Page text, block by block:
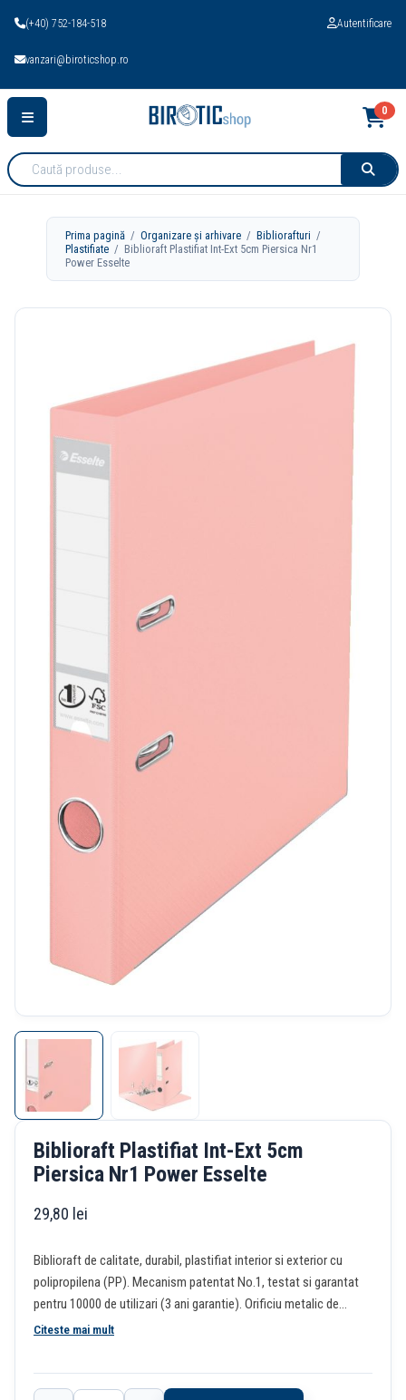
(+40) 752-184-518
vanzari@biroticshop.ro
Autentificare
Cauta
produse:
0
Prima pagină /Organizare și arhivare /Bibliorafturi /
Plastifiate / Biblioraft Plastifiat Int-Ext 5cm Piersica Nr1
Power Esselte
Biblioraft Plastifiat Int-Ext 5cm
Piersica Nr1 Power Esselte
29,80 lei
Biblioraft de calitate, durabil, plastifiat interior si exterior cu
polipropilena (PP). Mecanism patentat No.1, testat si garantat
pentru 10000 de utilizari (3 ani garantie). Orificiu metalic de
prindere. Margini protejate cu sina metalica. Buzunar pe cotor cu
g/mp). Format: A4. Latime cotor: 50 mm.
Citeste mai mult